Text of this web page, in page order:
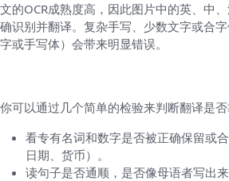
文的OCR成熟度高，因此图片中的英、中
确识别并翻译。复杂手写、少数文字或合
字或手写体）会带来明显错误。
你可以通过几个简单的检验来判断翻译是否
看专有名词和数字是否被正确保留或
日期、货币）。
读句子是否通顺，是否像母语者写出